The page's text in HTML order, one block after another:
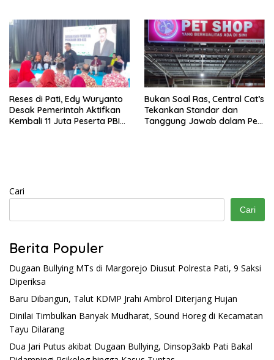
Reses di Pati, Edy Wuryanto
Desak Pemerintah Aktifkan
Kembali 11 Juta Peserta PBI
Bukan Soal Ras, Central Cat’s
Tekankan Standar dan
Tanggung Jawab dalam Pet
Cari
Cari
Berita Populer
Dugaan Bullying MTs di Margorejo Diusut Polresta Pati, 9 Saksi
Diperiksa
Baru Dibangun, Talut KDMP Jrahi Ambrol Diterjang Hujan
Dinilai Timbulkan Banyak Mudharat, Sound Horeg di Kecamatan
Tayu Dilarang
Dua Jari Putus akibat Dugaan Bullying, Dinsop3akb Pati Bakal